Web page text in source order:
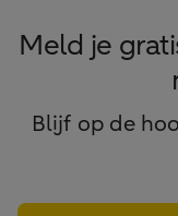
Meld je
Blijf op de